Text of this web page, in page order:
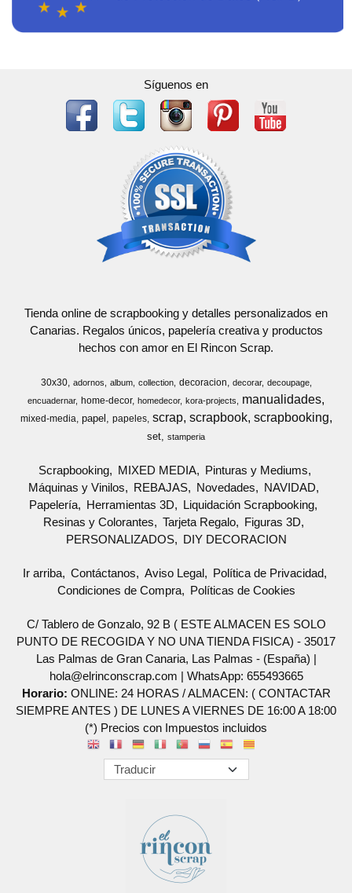
Síguenos en
Tienda online de scrapbooking y detalles personalizados en
Canarias. Regalos únicos, papelería creativa y productos
hechos con amor en El Rincon Scrap.
30x30 adornos album collection decoracion decorar
decoupage
encuadernar home-decor homedecor kora-projects manualidades
mixed-media papel papeles scrap scrapbook scrapbooking
set stamperia
Scrapbooking MIXED MEDIA
Pinturas y Mediums
Máquinas y Vinilos
REBAJAS Novedades
NAVIDAD
Papelería
Herramientas 3D
Liquidación Scrapbooking
Resinas y Colorantes
Tarjeta Regalo
Figuras 3D
PERSONALIZADOS
DIY DECORACION
Ir arriba Contáctanos Aviso Legal
Política de Privacidad
Condiciones de Compra
Políticas de Cookies
C/ Tablero de Gonzalo, 92 B ( ESTE ALMACEN ES SOLO
PUNTO DE RECOGIDA Y NO UNA TIENDA FISICA) - 35017
Las Palmas de Gran Canaria, Las Palmas - (España) |
hola@elrinconscrap.com | WhatsApp: 655493665
Horario: ONLINE: 24 HORAS / ALMACEN: ( CONTACTAR
SIEMPRE ANTES ) DE LUNES A VIERNES DE 16:00 A 18:00
(*) Precios con Impuestos incluidos